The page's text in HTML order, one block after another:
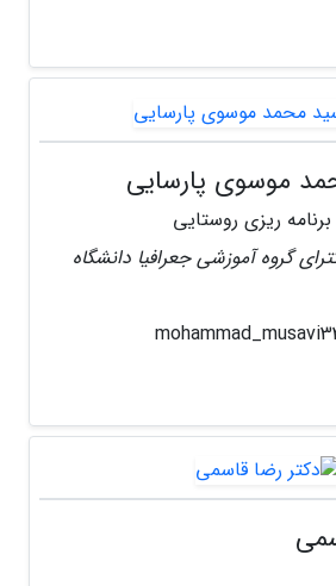
موسوی پارسایی
ریزی روستایی
گروه آموزشی جعرافیا دانشگاه